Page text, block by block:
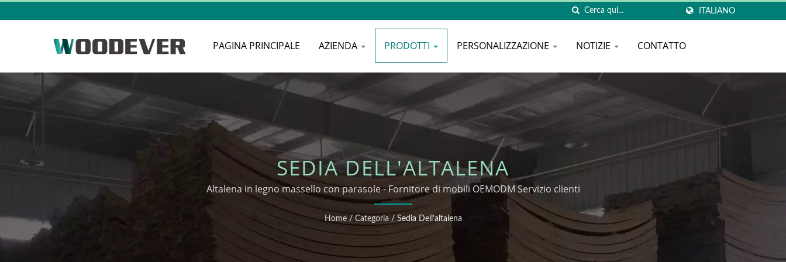
ITALIANO
PAGINA PRINCIPALE AZIENDA PRODOTTI PERSONALIZZAZIONE NOTIZIE CONTATTO
SEDIA DELL'ALTALENA
Altalena in legno massello con parasole - Fornitore di mobili OEMODM Servizio clienti
Home / Categoria / Sedia Dell'altalena